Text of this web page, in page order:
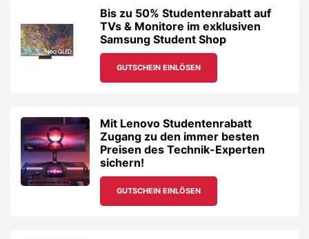
Bis zu 50% Studentenrabatt auf
TVs & Monitore im exklusiven
Samsung Student Shop
GUTSCHEIN EINLÖSEN
Mit Lenovo Studentenrabatt
Zugang zu den immer besten
Preisen des Technik-Experten
sichern!
GUTSCHEIN EINLÖSEN